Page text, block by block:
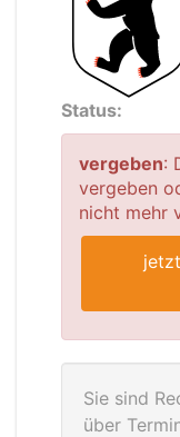
Status:
vergeben:
vergeben
nicht mehr
Sie sind
über